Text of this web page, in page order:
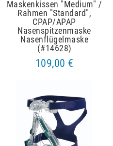
Maskenkissen "Medium" /
Rahmen "Standard",
CPAP/APAP
Nasenspitzenmaske
Nasenflügelmaske
(#14628)
109,00 €